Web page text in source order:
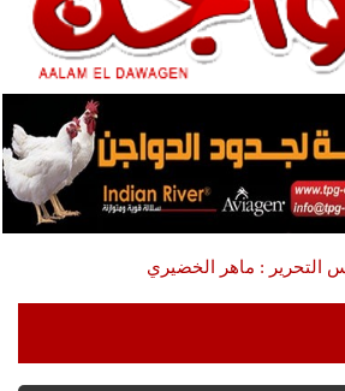
التحرير : ماهر الخضيري